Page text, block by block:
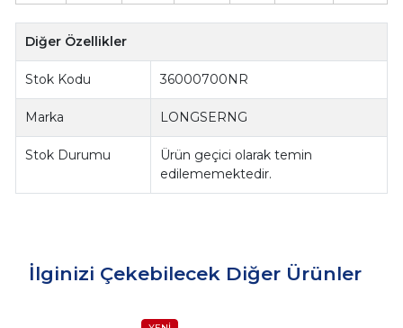
Diğer Özellikler
Stok Kodu 36000700NR
Marka LONGSERNG
Stok Durumu
Ürün geçici olarak temin
edilememektedir.
İlginizi Çekebilecek Diğer Ürünler